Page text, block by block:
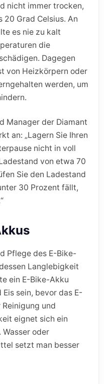
nicht immer trocken,
20 Grad Celsius. An
es nie zu kalt
die
Dagegen
von Heizkörpern oder
werden, um
Manager der Diamant
an: „Lagern Sie Ihren
nicht in voll
von etwa 70
Sie den Ladestand
30 Prozent fällt,
Pflege des E-Bike-
Langlebigkeit
ein E-Bike-Akku
sein, bevor das E-
und
eignet sich ein
oder
setzt man besser